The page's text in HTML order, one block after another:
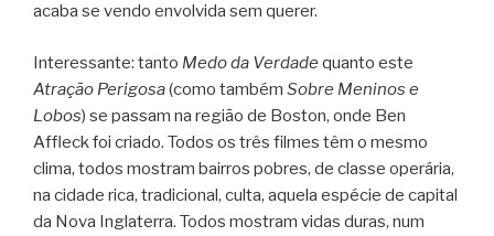
acaba se vendo envolvida sem querer.
Interessante: tanto Medo da Verdade quanto este
Atração Perigosa(como também Sobre Meninos e
Lobos) se passam na região de Boston, onde Ben
Affleck foi criado. Todos os três filmes têm o mesmo
clima, todos mostram bairros pobres, de classe operária,
na cidade rica, tradicional, culta, aquela espécie de capital
da Nova Inglaterra. Todos mostram vidas duras, num